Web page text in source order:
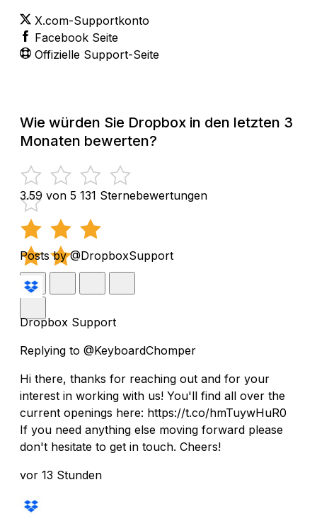
X.com-Supportkonto
Facebook Seite
Offizielle Support-Seite
Wie würden Sie Dropbox in den letzten 3
Monaten bewerten?
3.59 von 5 131 Sternebewertungen
Posts by @DropboxSupport
Dropbox Support
Replying to @KeyboardChomper
Hi there, thanks for reaching out and for your
interest in working with us! You'll find all over the
current openings here: https://t.co/hmTuywHuR0
If you need anything else moving forward please
don't hesitate to get in touch. Cheers!
vor 13 Stunden